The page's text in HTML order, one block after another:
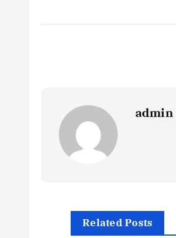
admin
Related Posts